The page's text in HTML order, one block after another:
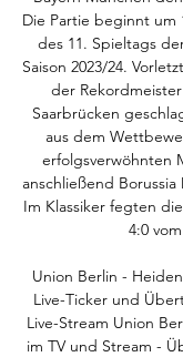
Die Partie beginnt um
des 11. Spieltags
Saison 2023/24.
der
Saarbrücken
aus dem
erfolgsverwöhnten
anschließend
Im Klassiker fegten
4:0
Union Berlin -
Live-Ticker und
Live-Stream﻿ Union
im TV und Stream -